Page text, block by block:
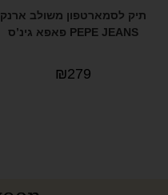
תיק לסמארטפון משולב ארנק
PEPE JEANS פאפא גינ’ס
₪279